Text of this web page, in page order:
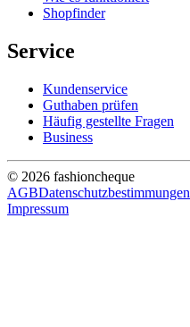
Shopfinder
Service
Kundenservice
Guthaben prüfen
Häufig gestellte Fragen
Business
© 2026 fashioncheque
AGBDatenschutzbestimmungen
Impressum